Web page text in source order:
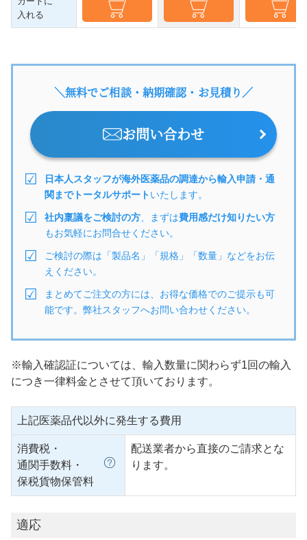
入れる
＼無料でご相談・納期確認・お見積り／
お問い合わせ
日本人スタッフが海外医薬品の調達から輸入申請・通
関までトータルサポートいたします。
社内稟議をご検討の方 、まずは費用感だけ知りたい方
もお気軽にお問合せください。
ご検討の際は「製品名」「規格」「数量」などをお伝
えください。
まとめてご注文の方には、お得な価格でのご提示も可
能です。弊社スタッフへお問い合わせください。
※輸入確認証については、輸入数量に関わらず1回の輸入
につき一律料金とさせて頂いております。
上記医薬品代以外に発生する費用
消費税・
通関手数料・
保税貨物保管料
配送業者から直接のご請求とな
ります。
適応